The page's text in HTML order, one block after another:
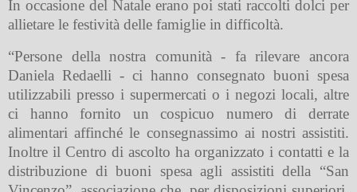
In occasione del Natale erano poi stati raccolti dolci per
allietare le festività delle famiglie in difficoltà.
“Persone della nostra comunità - fa rilevare ancora
Daniela Redaelli - ci hanno consegnato buoni spesa
utilizzabili presso i supermercati o i negozi locali, altre
ci hanno fornito un cospicuo numero di derrate
alimentari affinché le consegnassimo ai nostri assistiti.
Inoltre il Centro di ascolto ha organizzato i contatti e la
distribuzione di buoni spesa agli assistiti della “San